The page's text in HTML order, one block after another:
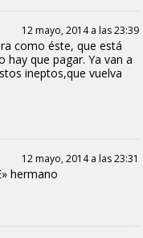
12 mayo, 2014 a las 23:39
como éste, que está
que pagar. Ya van a
ineptos,que vuelva
12 mayo, 2014 a las 23:31
hermano